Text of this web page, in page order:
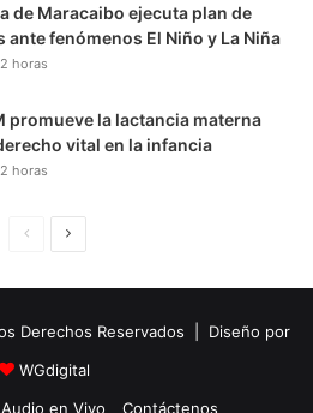
de Maracaibo ejecuta plan de
ante fenómenos El Niño y La Niña
horas
promueve la lactancia materna
vital en la infancia
horas
i
n
a
u
i
e
Derechos Reservados | Diseño por
WGdigital
Audio en Vivo Contáctenos